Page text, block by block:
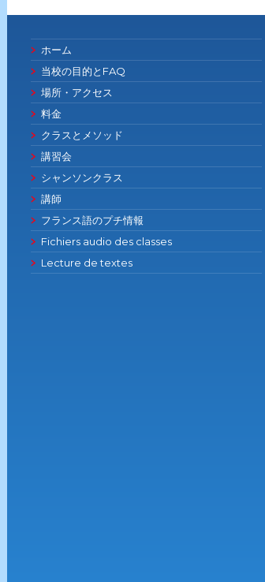
ホーム
当校の目的とFAQ
場所・アクセス
料金
クラスとメソッド
講習会
シャンソンクラス
講師
フランス語のプチ情報
Fichiers audio des classes
Lecture de textes